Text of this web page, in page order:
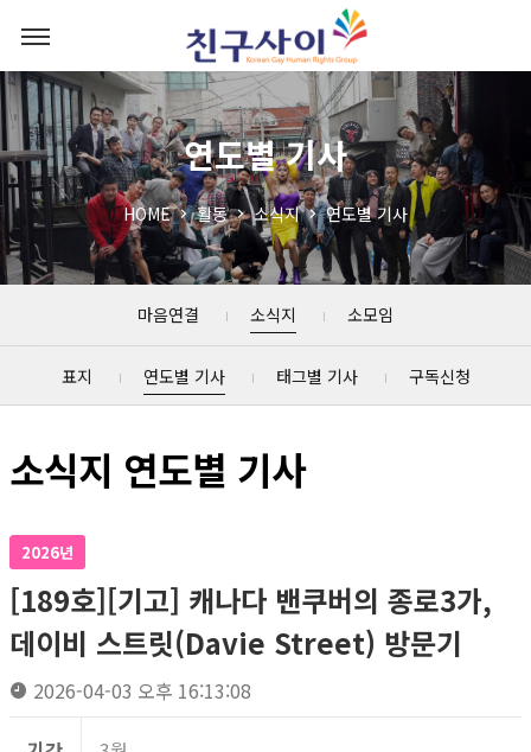
연도별 기사
HOME 활동 소식지 연도별 기사
마음연결 소식지 소모임
표지 연도별 기사 태그별 기사 구독신청
소식지 연도별 기사
2026년
[189호][기고] 캐나다 밴쿠버의 종로3가,
데이비 스트릿(Davie Street) 방문기
2026-04-03 오후 16:13:08